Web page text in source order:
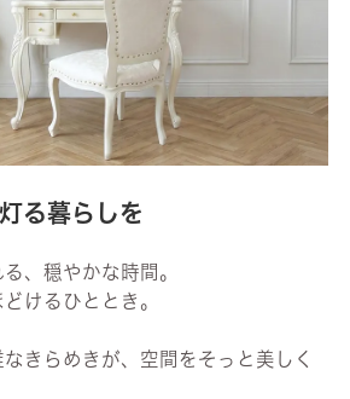
る暮らしを
、穏やかな時間。
けるひととき。
きらめきが、空間をそっと美しく